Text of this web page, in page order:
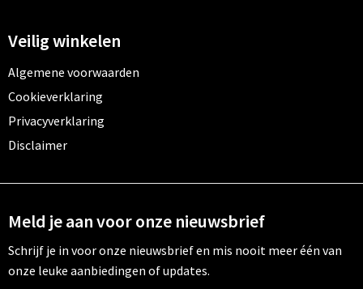
Veilig winkelen
Algemene voorwaarden
Cookieverklaring
Privacyverklaring
Disclaimer
Meld je aan voor onze nieuwsbrief
Schrijf je in voor onze nieuwsbrief en mis nooit meer één van
onze leuke aanbiedingen of updates.